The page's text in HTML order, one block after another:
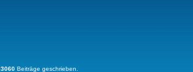
Beiträge geschrieben.